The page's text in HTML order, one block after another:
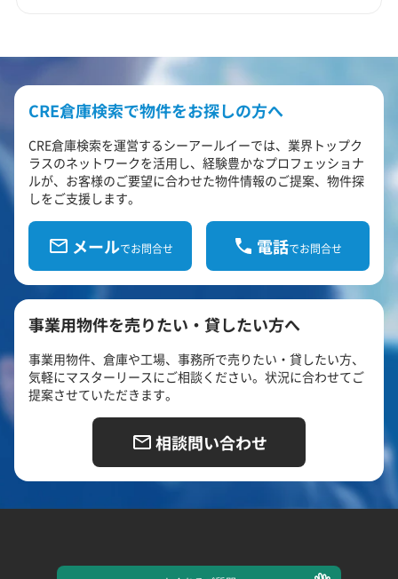
CRE倉庫検索で物件をお探しの方へ
CRE倉庫検索を運営するシーアールイーでは、業界トップク
ラスのネットワークを活用し、経験豊かなプロフェッショナ
ルが、お客様のご要望に合わせた物件情報のご提案、物件探
しをご支援します。
メールでお問合せ 電話でお問合せ
事業用物件を売りたい・貸したい方へ
事業用物件、倉庫や工場、事務所で売りたい・貸したい方、
気軽にマスターリースにご相談ください。状況に合わせてご
提案させていただきます。
相談問い合わせ